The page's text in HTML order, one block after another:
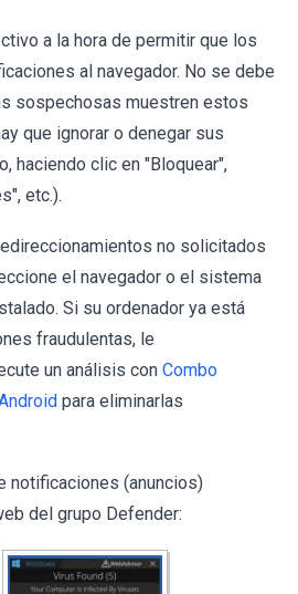
a la hora de permitir que los
al navegador. No se debe
sospechosas muestren estos
que ignorar o denegar sus
haciendo clic en "Bloquear",
etc.).
no solicitados
el navegador o el sistema
Si su ordenador ya está
fraudulentas, le
un análisis con Combo
para eliminarlas
notificaciones (anuncios)
del grupo Defender: